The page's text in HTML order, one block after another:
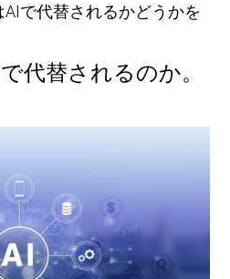
で代替されるかどうかを
代替されるのか。